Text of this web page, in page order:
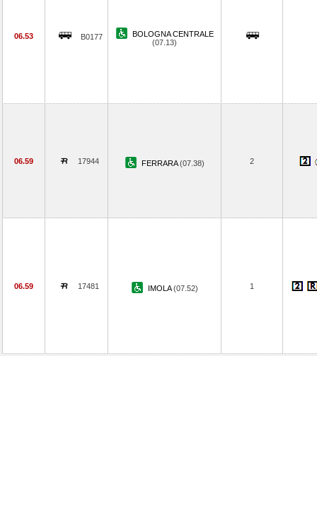
06.53 B0177
BOLOGNA CENTRALE
(07.13)
06.59 17944 FERRARA(07.38) 2
06.59 17481 IMOLA(07.52) 1